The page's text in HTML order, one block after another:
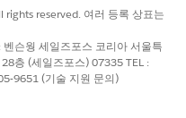
내주세요.
아니요
reserved. 여러 등록 상표는
슨웡 세일즈포스 코리아 서울특
층 (세일즈포스) 07335 TEL :
9651 (기술 지원 문의)